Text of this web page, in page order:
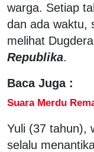
warga. Setiap
dan ada waktu,
melihat
Republika.
Baca Juga :
Suara Merdu
Yuli (37 tahun),
selalu